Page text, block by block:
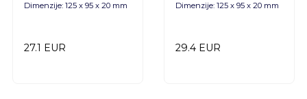
Dimenzije: 125 x 95 x 20 mm
27.1 EUR
Dimenzije: 125 x 95 x 20 mm
29.4 EUR